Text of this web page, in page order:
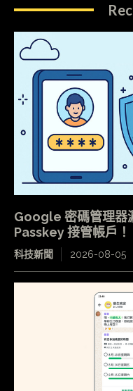
Google 密碼管理
Passkey 接管帳戶！
科技新聞 2026-08-05